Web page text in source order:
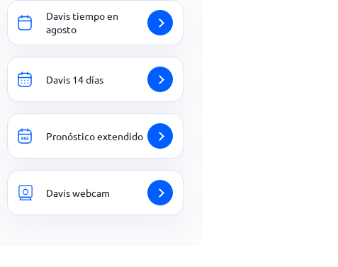
Davis tiempo en
agosto
Davis 14 días
Pronóstico extendido
Davis webcam